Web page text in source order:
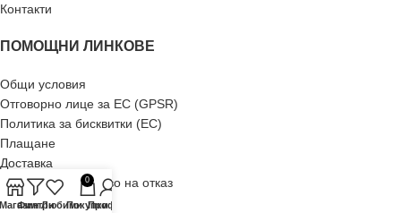
Контакти
ПОМОЩНИ ЛИНКОВЕ
Общи условия
Отговорно лице за ЕС (GPSR)
Политика за бисквитки (ЕС)
Плащане
Доставка
Рекламация и право на отказ
Връщане
ФилтриЛюбими
0
Покупки
Профил